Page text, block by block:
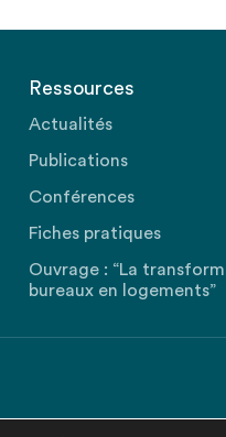
Ressources
Actualités
Publications
Conférences
Fiches pratiques
Ouvrage : “La
bureaux en logements”